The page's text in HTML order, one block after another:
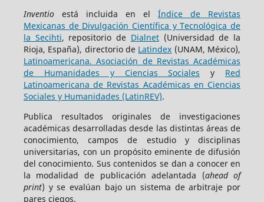
Inventioestá incluida en elÍndice de Revistas
Mexicanas de Divulgación Científica y Tecnológica de
la Secihti, repositorio de Dialnet(Universidad de la
Rioja, España), directorio de Latindex (UNAM, México),
Latinoamericana. Asociación de Revistas Académicas
de Humanidades y Ciencias Sociales y Red
Latinoamericana de Revistas Académicas en Ciencias
Sociales y Humanidades (LatinREV).
Publica resultados originales de investigaciones
académicas desarrolladas desde las distintas áreas de
conocimiento, campos de estudio y disciplinas
universitarias, con un propósito eminente de difusión
del conocimiento. Sus contenidos se dan a conocer en
la modalidad de publicación adelantada (ahead of
print) y se evalúan bajo un sistema de arbitraje por
pares ciegos.